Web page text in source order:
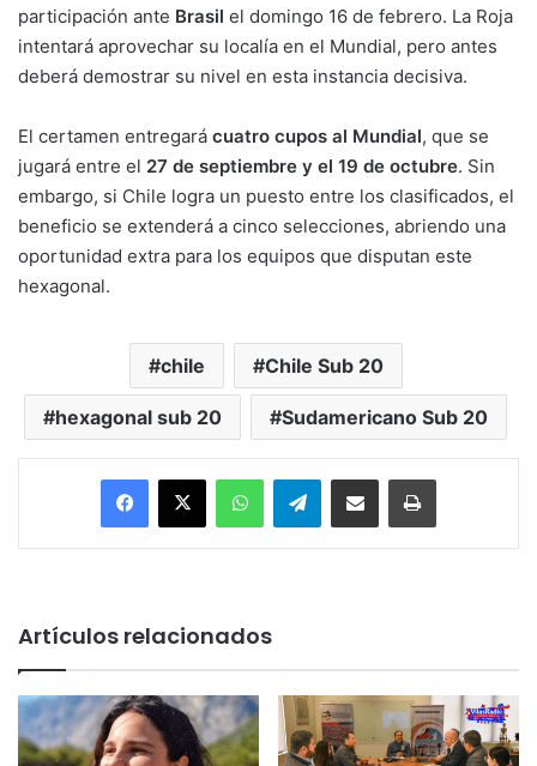
participación ante Brasil el domingo 16 de febrero. La Roja
intentará aprovechar su localía en el Mundial, pero antes
deberá demostrar su nivel en esta instancia decisiva.
El certamen entregará cuatro cupos al Mundial, que se
jugará entre el 27 de septiembre y el 19 de octubre. Sin
embargo, si Chile logra un puesto entre los clasificados, el
beneficio se extenderá a cinco selecciones, abriendo una
oportunidad extra para los equipos que disputan este
hexagonal.
chile Chile Sub 20
hexagonal sub 20 Sudamericano Sub 20
Facebook
X WhatsAppTelegramEnviar vía email Imprimir
Artículos relacionados